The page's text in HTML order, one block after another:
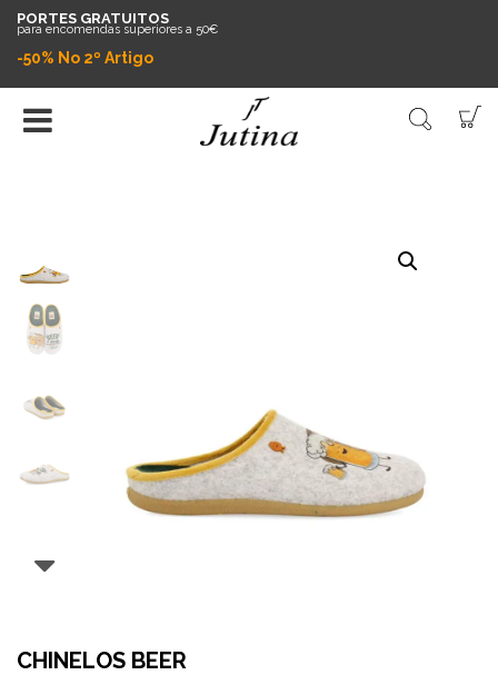
PORTES GRATUITOS
para encomendas superiores a 50€
-50% No 2º Artigo
CHINELOS BEER